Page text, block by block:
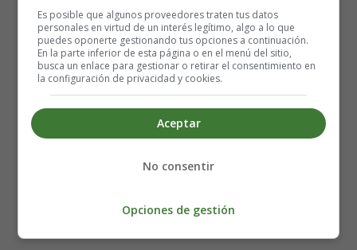
La alimentación de la población había mejorado mucho,
así como la salud y la educación. Todo había llegado a
un nivel muy óptimo.
08 - A simple vista todos parecen iguales, todos son
blanco y negro, esponjositos, ninguno puede volar y
todos, pero todos, caminan graciosamente. Sin embargo,
distintas capacidades; algunos son magníficos
nacen los bebés pingüinos.
Es posible que algunos proveedores traten tus datos
personales en virtud de un interés legítimo, algo a lo que
puedes oponerte gestionando tus opciones a continuación.
En la parte inferior de esta página o en el menú del sitio,
busca un enlace para gestionar o retirar el consentimiento en
la configuración de privacidad y cookies.
Aceptar
No consentir
Opciones de gestión